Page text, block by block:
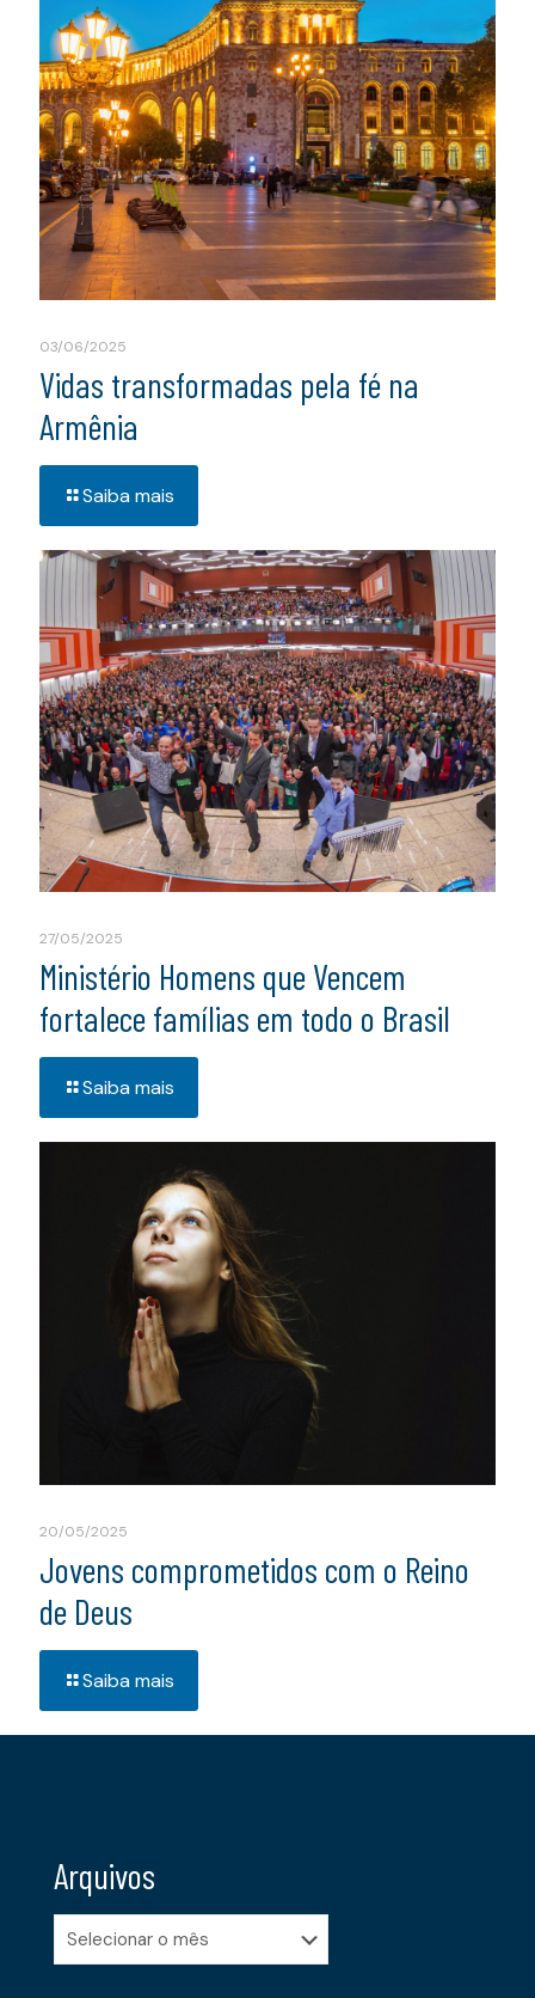
03/06/2025
Vidas transformadas pela fé na
Armênia
Saiba mais
27/05/2025
Ministério Homens que Vencem
fortalece famílias em todo o Brasil
Saiba mais
20/05/2025
Jovens comprometidos com o Reino
de Deus
Saiba mais
Arquivos
Arquivos